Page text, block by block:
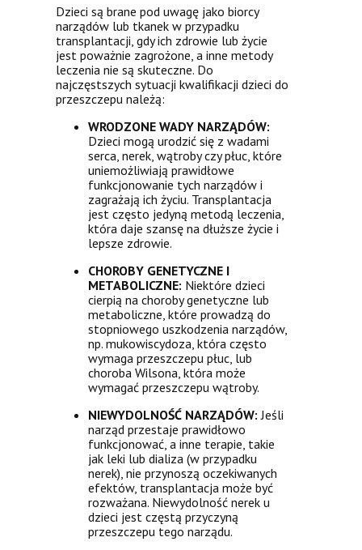
Dzieci są brane pod uwagę jako biorcy
narządów lub tkanek w przypadku
transplantacji, gdy ich zdrowie lub życie
jest poważnie zagrożone, a inne metody
leczenia nie są skuteczne. Do
najczęstszych sytuacji kwalifikacji dzieci do
przeszczepu należą:
WRODZONE WADY NARZĄDÓW:
Dzieci mogą urodzić się z wadami
serca, nerek, wątroby czy płuc, które
uniemożliwiają prawidłowe
funkcjonowanie tych narządów i
zagrażają ich życiu. Transplantacja
jest często jedyną metodą leczenia,
która daje szansę na dłuższe życie i
lepsze zdrowie.
CHOROBY GENETYCZNE I
METABOLICZNE: Niektóre dzieci
cierpią na choroby genetyczne lub
metaboliczne, które prowadzą do
stopniowego uszkodzenia narządów,
np. mukowiscydoza, która często
wymaga przeszczepu płuc, lub
choroba Wilsona, która może
wymagać przeszczepu wątroby.
NIEWYDOLNOŚĆ NARZĄDÓW:Jeśli
narząd przestaje prawidłowo
funkcjonować, a inne terapie, takie
jak leki lub dializa (w przypadku
nerek), nie przynoszą oczekiwanych
efektów, transplantacja może być
rozważana. Niewydolność nerek u
dzieci jest częstą przyczyną
przeszczepu tego narządu.